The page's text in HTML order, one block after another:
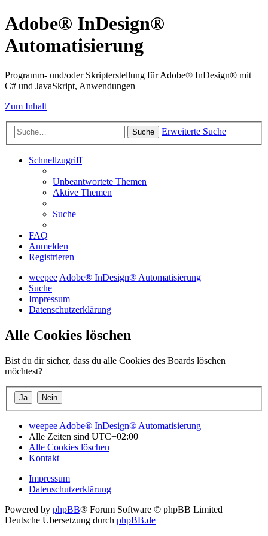
Adobe® InDesign®
Automatisierung
Programm- und/oder Skripterstellung für Adobe® InDesign® mit
C# und JavaSkript, Anwendungen
Zum Inhalt
Suche Erweiterte Suche
Schnellzugriff
Unbeantwortete Themen
Aktive Themen
Suche
FAQ
Anmelden
Registrieren
weepeeAdobe® InDesign® Automatisierung
Suche
Impressum
Datenschutzerklärung
Alle Cookies löschen
Bist du dir sicher, dass du alle Cookies des Boards löschen
möchtest?
weepee Adobe® InDesign® Automatisierung
Alle Zeiten sind UTC+02:00
Alle Cookies löschen
Kontakt
Impressum
Datenschutzerklärung
Powered by phpBB® Forum Software © phpBB Limited
Deutsche Übersetzung durch phpBB.de